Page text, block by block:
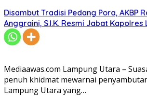
Disambut Tradisi Pedang Pora, AKBP
Anggraini, S.I.K. Resmi Jabat
Mediaawas.com Lampung Utara –
penuh khidmat mewarnai
Lampung Utara yang…